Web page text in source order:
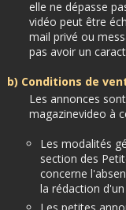
elle ne dépasse
vidéo peut être
mail privé ou
pas avoir un
b) Conditions de
Les annonces
magazinevideo à
Les modalités
section des
concerne
la rédaction